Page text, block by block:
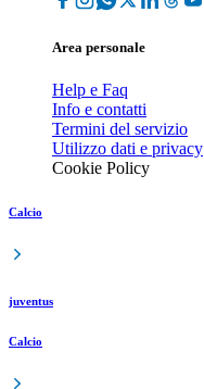
Area personale
Help e Faq
Info e contatti
Termini del servizio
Utilizzo dati e privacy
Cookie Policy
Calcio
juventus
Calcio